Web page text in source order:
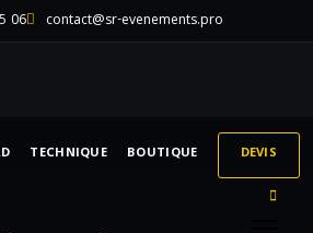
06 contact@sr-evenements.pro
TECHNIQUE BOUTIQUE DEVIS